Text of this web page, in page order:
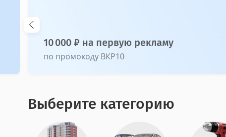
10 000 ₽ на первую рекламу
по промокоду ВКР10
Выберите категорию